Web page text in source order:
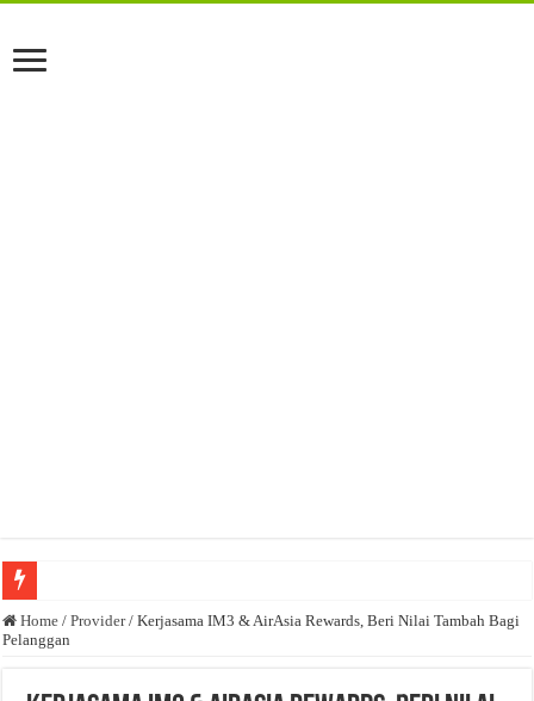
Anda butuh promosi usaha? Kontak ke Email redaksi@bisnisnasional.com
Dibutuhkan Marketing. Lamaran di-email ke redaksi@bisnisnasional.com
Home / Provider / Kerjasama IM3 & AirAsia Rewards, Beri Nilai Tambah Bagi
Pelanggan